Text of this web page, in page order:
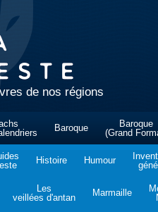
de nos régions
Baroque
Baroque
(Grand
Histoire Humour
Les
veillées d'antan
Marmaille